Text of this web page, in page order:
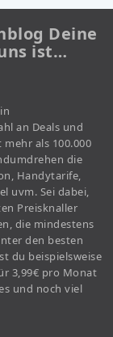
Deine
ist…
an Deals und
als 100.000
die
Handytarife,
uvm. Sei dabei,
Preisknaller
die mindestens
den besten
du beispielsweise
3,99€ pro Monat
und noch viel